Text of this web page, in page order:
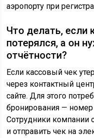
аэропорту при
Что делать, если
потерялся, а он
отчётности?
Если кассовый чек
через контактный
сайте. Для этого
бронирования — номер
Сотрудники компании
и отправить чек на